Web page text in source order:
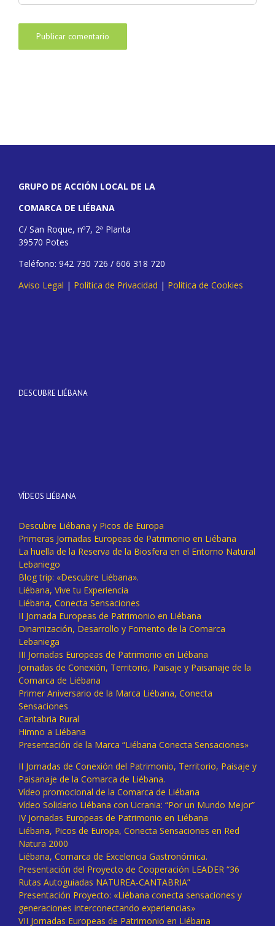
GRUPO DE ACCIÓN LOCAL DE LA
COMARCA DE LIÉBANA
C/ San Roque, nº7, 2ª Planta
39570 Potes
Teléfono: 942 730 726 / 606 318 720
Aviso Legal | Política de Privacidad | Política de Cookies
DESCUBRE LIÉBANA
VÍDEOS LIÉBANA
Descubre Liébana y Picos de Europa
Primeras Jornadas Europeas de Patrimonio en Liébana
La huella de la Reserva de la Biosfera en el Entorno Natural
Lebaniego
Blog trip: «Descubre Liébana».
Liébana, Vive tu Experiencia
Liébana, Conecta Sensaciones
II Jornada Europeas de Patrimonio en Liébana
Dinamización, Desarrollo y Fomento de la Comarca
Lebaniega
III Jornadas Europeas de Patrimonio en Liébana
Jornadas de Conexión, Territorio, Paisaje y Paisanaje de la
Comarca de Liébana
Primer Aniversario de la Marca Liébana, Conecta
Sensaciones
Cantabria Rural
Himno a Liébana
Presentación de la Marca “Liébana Conecta Sensaciones»
II Jornadas de Conexión del Patrimonio, Territorio, Paisaje y
Paisanaje de la Comarca de Liébana.
Vídeo promocional de la Comarca de Liébana
Vídeo Solidario Liébana con Ucrania: “Por un Mundo Mejor”
IV Jornadas Europeas de Patrimonio en Liébana
Liébana, Picos de Europa, Conecta Sensaciones en Red
Natura 2000
Liébana, Comarca de Excelencia Gastronómica.
Presentación del Proyecto de Cooperación LEADER “36
Rutas Autoguiadas NATUREA-CANTABRIA”
Presentación Proyecto: «Liébana conecta sensaciones y
generaciones interconectando experiencias»
VII Jornadas Europeas de Patrimonio en Liébana